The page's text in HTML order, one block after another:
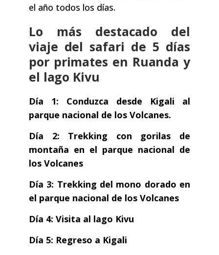
el año todos los días.
Lo más destacado del
viaje del safari de 5 días
por primates en Ruanda y
el lago Kivu
Día 1: Conduzca desde Kigali al
parque nacional de los Volcanes.
Día 2: Trekking con gorilas de
montaña en el parque nacional de
los Volcanes
Día 3: Trekking del mono dorado en
el parque nacional de los Volcanes
Día 4: Visita al lago Kivu
Día 5: Regreso a Kigali